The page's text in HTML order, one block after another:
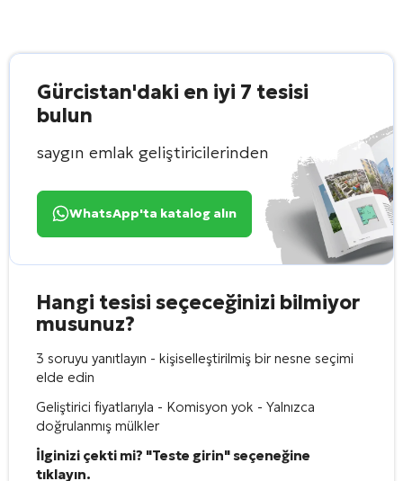
Gürcistan'daki en iyi 7 tesisi
bulun
saygın emlak geliştiricilerinden
WhatsApp'ta katalog alın
Hangi tesisi seçeceğinizi bilmiyor
musunuz?
3 soruyu yanıtlayın - kişiselleştirilmiş bir nesne seçimi
elde edin
Geliştirici fiyatlarıyla - Komisyon yok - Yalnızca
doğrulanmış mülkler
İlginizi çekti mi? "Teste girin" seçeneğine
tıklayın.